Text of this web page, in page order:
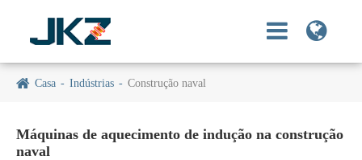
Casa Indústrias Construção naval
Máquinas de aquecimento de indução na construção
naval